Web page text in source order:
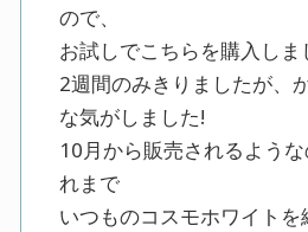
ので、
お試しでこちらを購入しま
2週間のみきりましたが、
な気がしました!
10月から販売されるよう
れまで
いつものコスモホワイトを